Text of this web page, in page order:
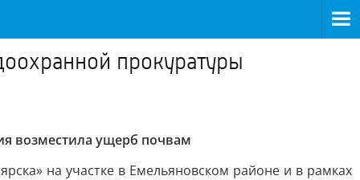
прокуратуры
возместила ущерб почвам
на участке в Емельяновском районе и в рамках